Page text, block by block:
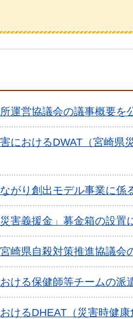
運営協議会の議事概要を
におけるDWAT（宮崎県
がり創出モデル事業に係
害義援金」募金箱の設置
崎県自殺対策推進協議会
ける保健師等チームの派
けるDHEAT（災害時健